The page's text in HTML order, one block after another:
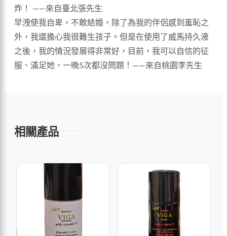
炸！ ——來自臺北張先生
早洩使我自卑，不敢結婚，除了為我的伴侶感到羞恥之
外，我還擔心我很難生孩子。但是在使用了威馬持久液
之後，我的情況發展得非常好，目前，我可以自信的征
服、滿足她，一晚5次都沒問題！——來自桃園李先生
相關產品